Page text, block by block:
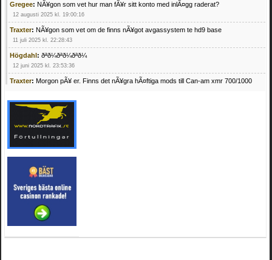
Gregee: NÃ¥gon som vet hur man fÃ¥r sitt konto med inlÃ¤gg raderat?
12 augusti 2025 kl. 19:00:16
Traxter: NÃ¥gon som vet om de finns nÃ¥got avgassystem te hd9 base
11 juli 2025 kl. 22:28:43
Högdahl: ðªð¼ðªð¼ðªð¼
12 juni 2025 kl. 23:53:36
Traxter: Morgon pÃ¥ er. Finns det nÃ¥gra hÃ¤ftiga mods till Can-am xmr 700/1000
Mrhandsome:SÃ¶ker defekta/trasiga fyrhjulingar. Jag betalar bra och du kan nÃ¥ mig
pÃ¥ 0709955029 eller hv.alexandersson@gmail.com ifall du har en som du vill sÃ¤lja
mvh Hugo
21 februari 2025 kl. 09:25:52
Oscar5:NÃ¥gon som vet vad man kan begÃ¤ra fÃ¶r en Honda TRX 350 FE 2005
4 februari 2025 kl. 19:20:50
Oscar5:44
4 februari 2025 kl. 19:15:36
Greger59:NÃ¤gon som vet har en Cetek 500 EFI
15 januari 2025 kl. 23:49:44
Mrhandsome:SÃÂ¶ker defekta/trasiga fyrhjulingar. Jag betalar bra och du kan nÃÂ¥